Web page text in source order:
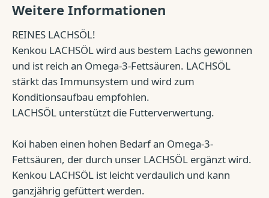
Weitere Informationen
REINES LACHSÖL!
Kenkou LACHSÖL wird aus bestem Lachs gewonnen
und ist reich an Omega-3-Fettsäuren. LACHSÖL
stärkt das Immunsystem und wird zum
Konditionsaufbau empfohlen.
LACHSÖL unterstützt die Futterverwertung.
Koi haben einen hohen Bedarf an Omega-3-
Fettsäuren, der durch unser LACHSÖL ergänzt wird.
Kenkou LACHSÖL ist leicht verdaulich und kann
ganzjährig gefüttert werden.